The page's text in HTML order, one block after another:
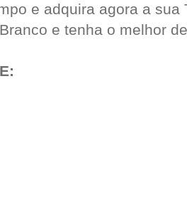
e adquira agora a sua
e tenha o melhor